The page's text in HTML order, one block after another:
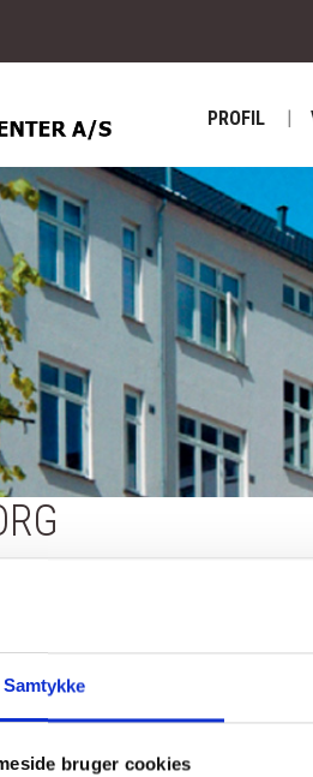
Samtykke
bruger cookies
PROFIL